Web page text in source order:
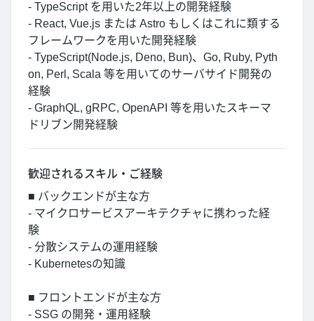
- TypeScript を用いた2年以上の開発経験
- React, Vue.js または Astro もしくはこれに類する
フレームワークを用いた開発経験
- TypeScript(Node.js, Deno, Bun)、Go, Ruby, Pyth
on, Perl, Scala 等を用いてのサーバサイド開発の
経験
- GraphQL, gRPC, OpenAPI 等を用いたスキーマ
ドリブン開発経験
歓迎されるスキル・ご経験
■ バックエンドが主な方
- マイクロサービスアーキテクチャに携わった経
験
- 分散システムの運用経験
- Kubernetesの知識
■ フロントエンドが主な方
- SSG の開発・運用経験